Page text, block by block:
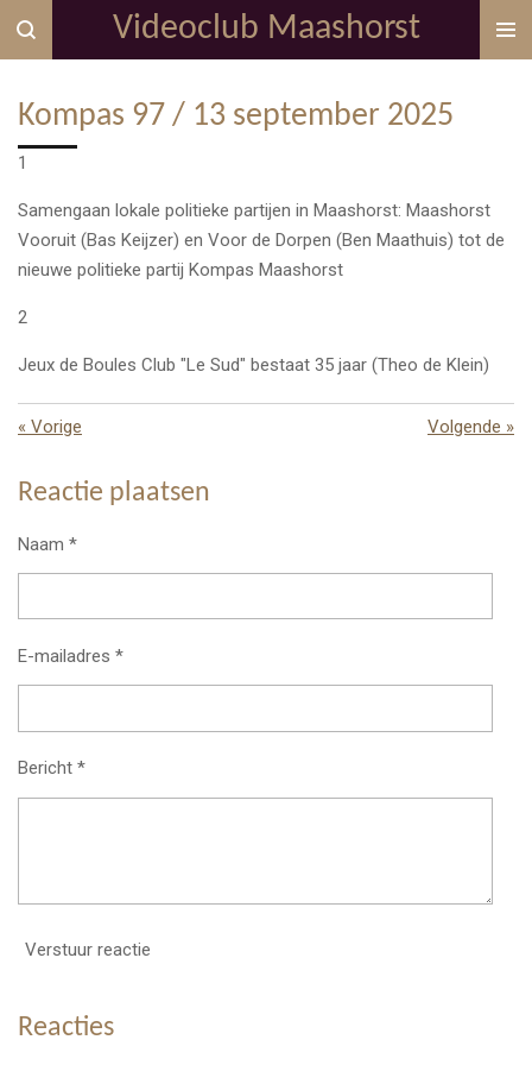
Ga
direct
de
hoofdinhoud
Videoclub Maashorst
Kompas 97 / 13 september 2025
1
Samengaan lokale politieke partijen in Maashorst: Maashorst
Vooruit (Bas Keijzer) en Voor de Dorpen (Ben Maathuis) tot de
nieuwe politieke partij Kompas Maashorst
2
Jeux de Boules Club "Le Sud" bestaat 35 jaar (Theo de Klein)
« Vorige Volgende »
Reactie plaatsen
Naam *
E-mailadres *
Bericht *
Verstuur reactie
Reacties